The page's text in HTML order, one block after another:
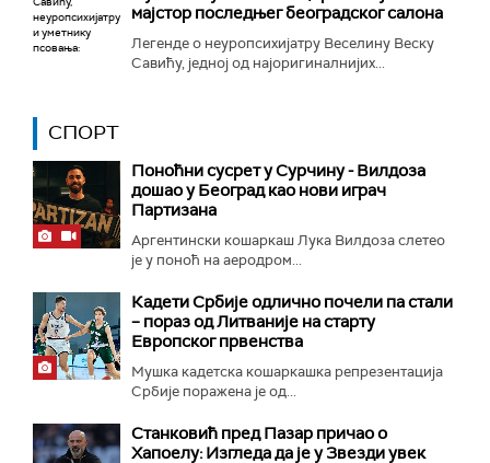
мајстор последњег београдског салона
Легенде о неуропсихијатру Веселину Веску
Савићу, једној од најоригиналнијих...
СПОРТ
Поноћни сусрет у Сурчину - Вилдоза
дошао у Београд као нови играч
Партизана
Аргентински кошаркаш Лука Вилдоза слетео
је у поноћ на аеродром...
Кадети Србије одлично почели па стали
– пораз од Литваније на старту
Европског првенства
Мушка кадетска кошаркашка репрезентација
Србије поражена је од...
Станковић пред Пазар причао о
Хапоелу: Изгледа да је у Звезди увек